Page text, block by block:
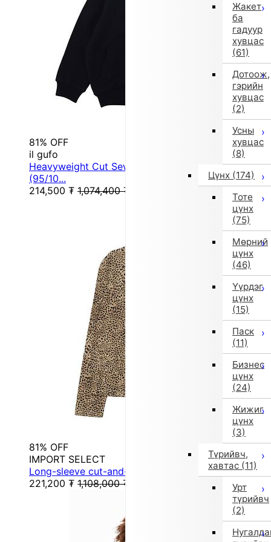
Жакет
ба
гадуур
хувцас
(61)
Дотоож,
гэрийн
хувцас
(2)
Усны
хувцас
(8)
Цүнх (174)
Тоте
цүнх
(75)
Мөрний
цүнх
(46)
Үүрдэг
цүнх
(15)
Паск
(11)
Бизнес
цүнх
(24)
Жижиг
цүнх
(3)
Түрийвч,
хавтас (11)
Урт
түрийвч
(2)
81% OFF
il gufo
Heavyweight Cut Sew Hoodie / Outer Layer
(95/10...
214,500 ₮ 1,074,400 ₮
81% OFF
IMPORT SELECT
Long-sleeve cut-and-sew top (lightweight) (animal)
221,200 ₮ 1,108,000 ₮